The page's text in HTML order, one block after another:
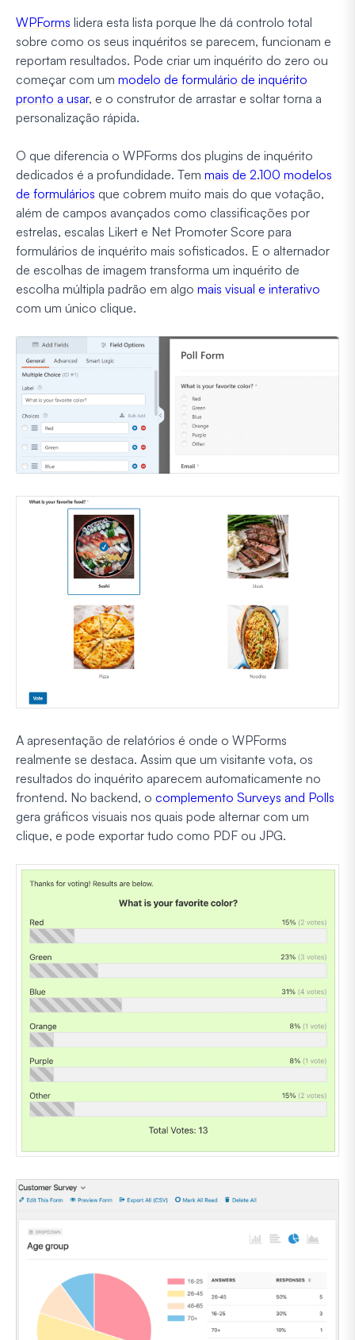
WPForms lidera esta lista porque lhe dá controlo total
sobre como os seus inquéritos se parecem, funcionam e
reportam resultados. Pode criar um inquérito do zero ou
começar com um modelo de formulário de inquérito
pronto a usar, e o construtor de arrastar e soltar torna a
personalização rápida.
O que diferencia o WPForms dos plugins de inquérito
dedicados é a profundidade. Tem mais de 2.100 modelos
de formulários que cobrem muito mais do que votação,
além de campos avançados como classificações por
estrelas, escalas Likert e Net Promoter Score para
formulários de inquérito mais sofisticados. E o alternador
de escolhas de imagem transforma um inquérito de
escolha múltipla padrão em algo mais visual e interativo
com um único clique.
A apresentação de relatórios é onde o WPForms
realmente se destaca. Assim que um visitante vota, os
resultados do inquérito aparecem automaticamente no
frontend. No backend, o complemento Surveys and Polls
gera gráficos visuais nos quais pode alternar com um
clique, e pode exportar tudo como PDF ou JPG.